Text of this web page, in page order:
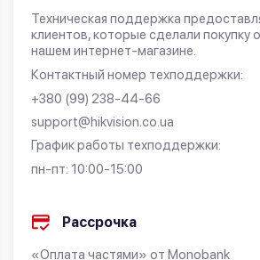
Техническая поддержка
клиентов, которые сделали покупку
нашем интернет-магазине.
Контактный номер техподдержки:
+380 (99) 238-44-66
support@hikvision.co.ua
График работы техподдержки:
пн-пт: 10:00-15:00
Рассрочка
«Оплата частями» от Monobank